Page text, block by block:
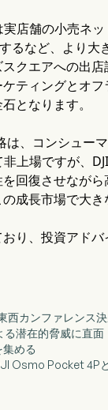
店舗の小売ネ
るなど、より
クエアへの出
ティングとオ
となります。
、コンシュー
上場ですが、
回復させなが
成長市場で大
り、投資アドバ
西カンファレンス決
潜在的脅威に直面
める
Osmo Pocket 4P